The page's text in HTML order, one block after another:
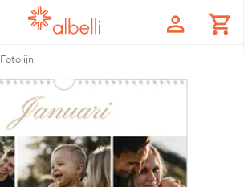
profile shopping_cart
Fotolijn